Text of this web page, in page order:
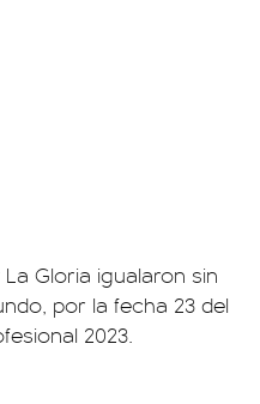
La Gloria igualaron sin
por la fecha 23 del
2023.